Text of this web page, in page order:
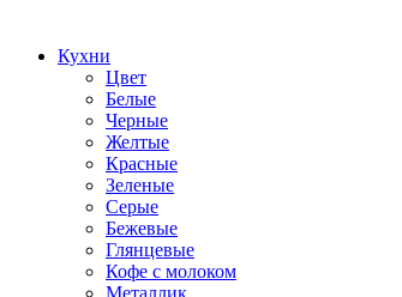
Кухни
Цвет
Белые
Черные
Желтые
Красные
Зеленые
Серые
Бежевые
Глянцевые
Кофе с молоком
Металлик